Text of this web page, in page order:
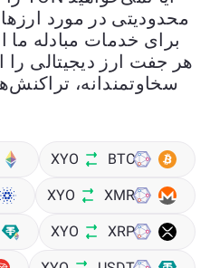
محدودیتی در مورد
برای خدمات مبادله ما
هر جفت ارز دیجیتالی را
سخاوتمندانه،
BTC
XYO
XMR
XYO
XRP
XYO